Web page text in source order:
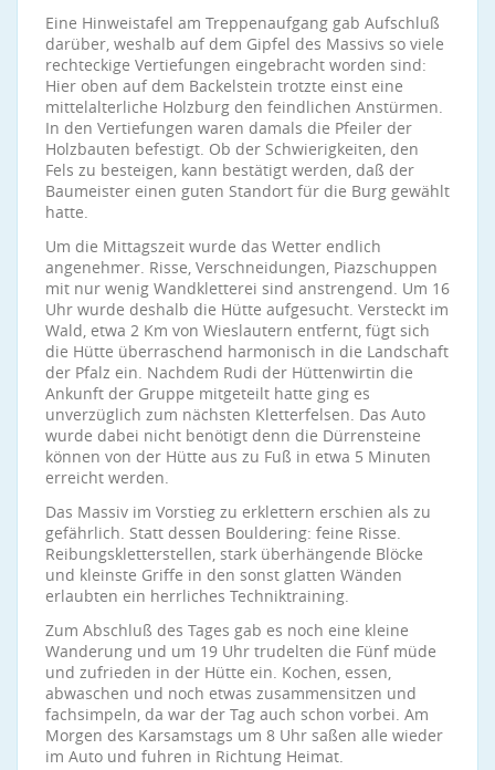
Eine Hinweistafel am Treppenaufgang gab Aufschluß
darüber, weshalb auf dem Gipfel des Massivs so viele
rechteckige Vertiefungen eingebracht worden sind:
Hier oben auf dem Backelstein trotzte einst eine
mittelalterliche Holzburg den feindlichen Anstürmen.
In den Vertiefungen waren damals die Pfeiler der
Holzbauten befestigt. Ob der Schwierigkeiten, den
Fels zu besteigen, kann bestätigt werden, daß der
Baumeister einen guten Standort für die Burg gewählt
hatte.
Um die Mittagszeit wurde das Wetter endlich
angenehmer. Risse, Verschneidungen, Piazschuppen
mit nur wenig Wandkletterei sind anstrengend. Um 16
Uhr wurde deshalb die Hütte aufgesucht. Versteckt im
Wald, etwa 2 Km von Wieslautern entfernt, fügt sich
die Hütte überraschend harmonisch in die Landschaft
der Pfalz ein. Nachdem Rudi der Hüttenwirtin die
Ankunft der Gruppe mitgeteilt hatte ging es
unverzüglich zum nächsten Kletterfelsen. Das Auto
wurde dabei nicht benötigt denn die Dürrensteine
können von der Hütte aus zu Fuß in etwa 5 Minuten
erreicht werden.
Das Massiv im Vorstieg zu erklettern erschien als zu
gefährlich. Statt dessen Bouldering: feine Risse.
Reibungskletterstellen, stark überhängende Blöcke
und kleinste Griffe in den sonst glatten Wänden
erlaubten ein herrliches Techniktraining.
Zum Abschluß des Tages gab es noch eine kleine
Wanderung und um 19 Uhr trudelten die Fünf müde
und zufrieden in der Hütte ein. Kochen, essen,
abwaschen und noch etwas zusammensitzen und
fachsimpeln, da war der Tag auch schon vorbei. Am
Morgen des Karsamstags um 8 Uhr saßen alle wieder
im Auto und fuhren in Richtung Heimat.